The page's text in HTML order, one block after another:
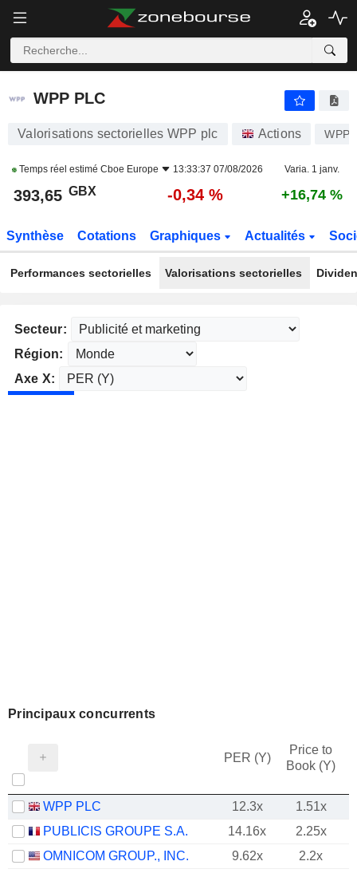
WPP PLC
WPP PLC
Valorisations sectorielles WPP plc Actions WPP
Temps réel estimé Cboe Europe 13:33:37 07/08/2026 Varia. 1 janv.
393,65 GBX -0,34 % +16,74 %
Synthèse Cotations Graphiques Actualités
Performances sectorielles Valorisations sectorielles
Secteur:
Région:
Axe X:
Principaux concurrents
PER (Y)
Price to
Book (Y)
WPP PLC 12.3x
1.51x
PUBLICIS GROUPE S.A.
14.16x
2.25x
OMNICOM GROUP., INC.
9.62x
2.2x